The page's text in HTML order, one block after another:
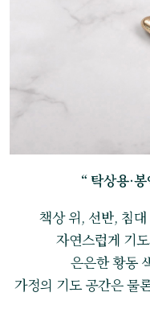
“ 탁상용·
책상 위, 선반, 침
자연스럽게 기
은은한 황동
가정의 기도 공간은 물